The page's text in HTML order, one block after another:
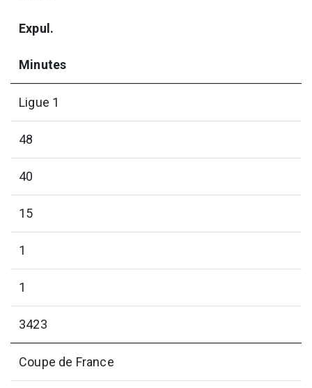
Expul.
Minutes
Ligue 1
48
40
15
1
1
3423
Coupe de France